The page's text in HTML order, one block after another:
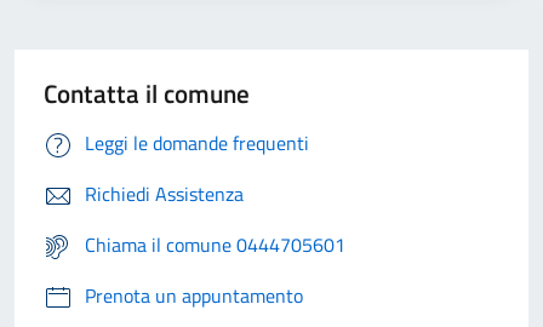
Contatta il comune
Leggi le domande frequenti
Richiedi Assistenza
Chiama il comune 0444705601
Prenota un appuntamento